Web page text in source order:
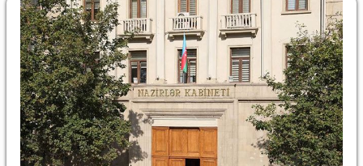
borc alınması və zəmanət verilməsi Qaydası”nın təsdiq
edilməsi haqqında” Azərbaycan Respublikası
Prezidentinin 2018-ci il 18 dekabr tarixli 410 nömrəli
Fərmanında dəyişiklik edilməsi barədə” Azərbaycan
Respublikası Prezidentinin 2023-cü il 9 yanvar tarixli 1957
nömrəli Fərmanında dəyişiklik edilməsi haqqında”
Azərbaycan Respublikası Prezidentinin 2026-cı il 15